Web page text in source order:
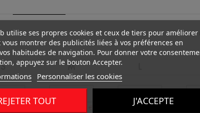
S M
0.00 € 27381/
utilise ses propres cookies et ceux de tiers pour améliorer
vous montrer des publicités liées à vos préférences en
habitudes de navigation. Pour donner votre
appuyez sur le bouton Accepter.
Personnaliser les cookies
TOUT J'ACCEPTE